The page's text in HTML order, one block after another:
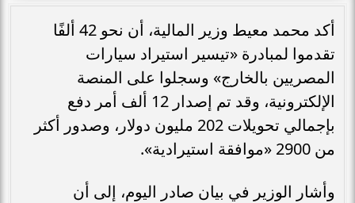
أكد محمد معيط وزير المالية، أن نحو 42 ألفًا
تقدموا لمبادرة «تيسير استيراد سيارات
المصريين بالخارج» وسجلوا على المنصة
الإلكترونية، وقد تم إصدار 12 ألف أمر دفع
بإجمالي تحويلات 202 مليون دولار، وصدور أكثر
من 2900 «موافقة استيرادية».
وأشار الوزير في بيان صادر اليوم، إلى أن